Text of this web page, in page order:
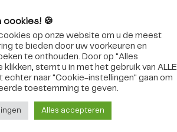
hier,
Radio & TV
Kijk tv
Radio
TV-gids
cookies! 🍪
op onze website om u de meest
te bieden door uw voorkeuren en
te onthouden. Door op "Alles
stemt u in met het gebruik van ALLE
echter naar "Cookie-instellingen" gaan om
toestemming te geven.
Alles accepteren